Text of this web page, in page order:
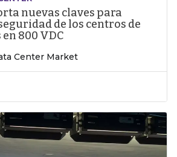
nuevas claves para
de los centros de
800 VDC
Center Market